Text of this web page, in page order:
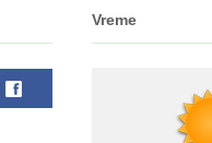
Vreme